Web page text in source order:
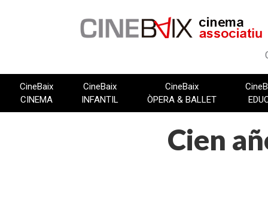
CineBaix
CINEMA
CineBaix
INFANTIL
CineBaix
ÒPERA & BALLET
Cien